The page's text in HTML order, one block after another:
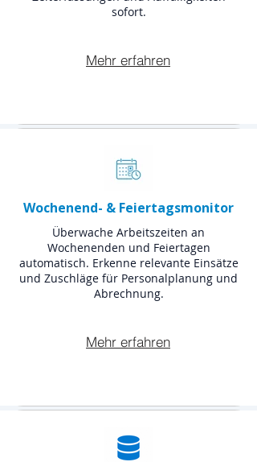
sofort.
Mehr erfahren
Wochenend- & Feiertagsmonitor
Überwache Arbeitszeiten an
Wochenenden und Feiertagen
automatisch. Erkenne relevante Einsätze
und Zuschläge für Personalplanung und
Abrechnung.
Mehr erfahren